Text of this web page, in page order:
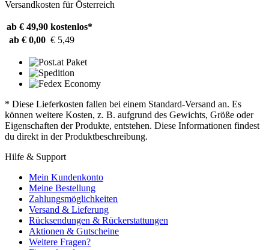
Versandkosten für Österreich
ab € 49,90 kostenlos*
ab € 0,00 € 5,49
* Diese Lieferkosten fallen bei einem Standard-Versand an. Es
können weitere Kosten, z. B. aufgrund des Gewichts, Größe oder
Eigenschaften der Produkte, entstehen. Diese Informationen findest
du direkt in der Produktbeschreibung.
Hilfe & Support
Mein Kundenkonto
Meine Bestellung
Zahlungsmöglichkeiten
Versand & Lieferung
Rücksendungen & Rückerstattungen
Aktionen & Gutscheine
Weitere Fragen?